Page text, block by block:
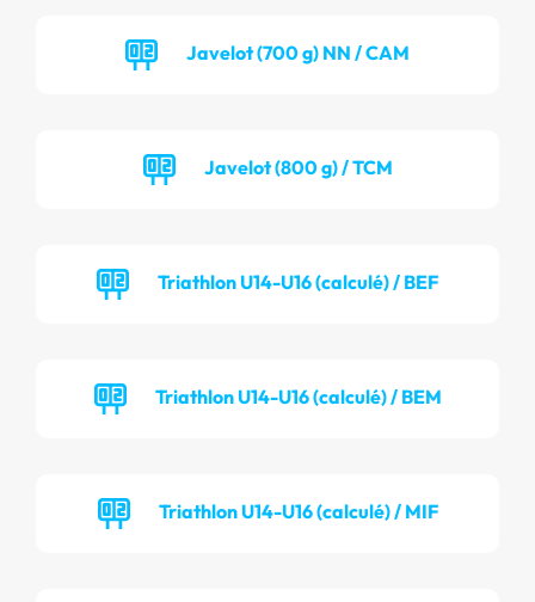
Javelot (700 g) NN / CAM
Javelot (800 g) / TCM
Triathlon U14-U16 (calculé) / BEF
Triathlon U14-U16 (calculé) / BEM
Triathlon U14-U16 (calculé) / MIF